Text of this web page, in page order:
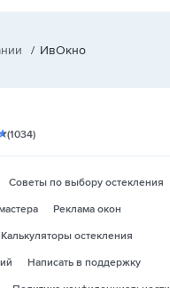
/ ИвОкно
(1034)
Советы по выбору остекления
Реклама окон
Калькуляторы остекления
Написать в поддержку